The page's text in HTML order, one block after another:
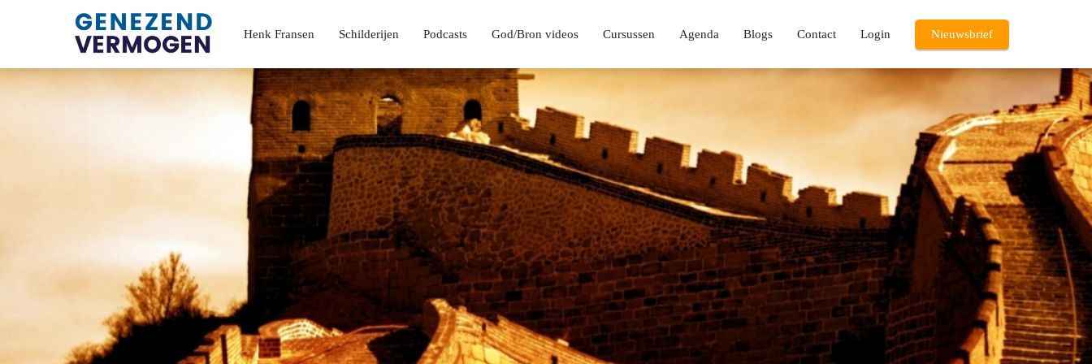
Henk Fransen Schilderijen Podcasts God/Bron videos Cursussen Agenda Blogs Contact Login Nieuwsbrief